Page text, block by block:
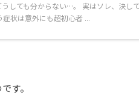
しても分からない…。 実はソレ、決し
症状は意外にも超初心者 ...
す。